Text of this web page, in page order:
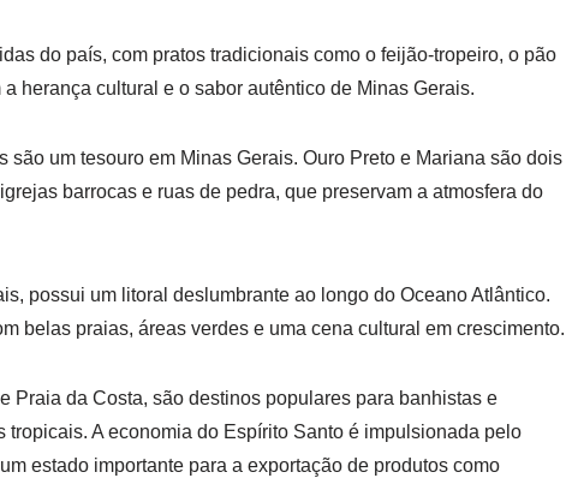
do país, com pratos tradicionais como o feijão-tropeiro, o pão
herança cultural e o sabor autêntico de Minas Gerais.
um tesouro em Minas Gerais. Ouro Preto e Mariana são dois
barrocas e ruas de pedra, que preservam a atmosfera do
possui um litoral deslumbrante ao longo do Oceano Atlântico.
belas praias, áreas verdes e uma cena cultural em crescimento.
Praia da Costa, são destinos populares para banhistas e
tropicais. A economia do Espírito Santo é impulsionada pelo
estado importante para a exportação de produtos como